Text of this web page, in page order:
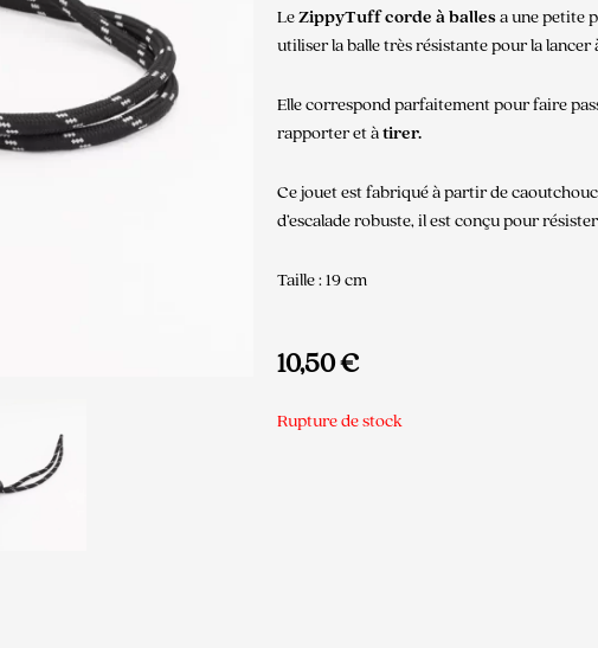
LeZippyTuff corde à ballesa une petite
utiliser la balle très résistante pour la lancer
Elle correspond parfaitement pour faire
rapporter et àtirer.
Ce jouet est fabriqué à partir de
d’escalade robuste, il est conçu pour
Taille : 19 cm
10,50€
Rupture de stock